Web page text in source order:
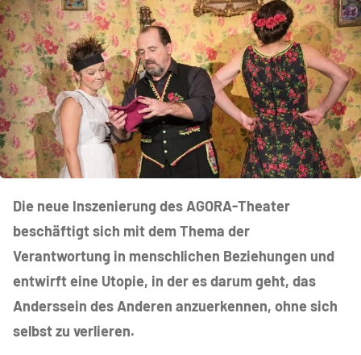
Die neue Inszenierung des AGORA-Theater
beschäftigt sich mit dem Thema der
Verantwortung in menschlichen Beziehungen und
entwirft eine Utopie, in der es darum geht, das
Anderssein des Anderen anzuerkennen, ohne sich
selbst zu verlieren.